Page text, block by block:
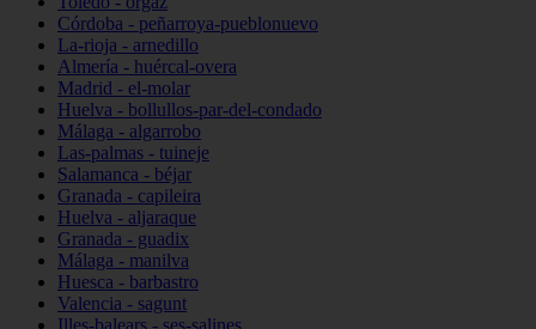
Córdoba - peñarroya-pueblonuevo
La-rioja - arnedillo
Almería - huércal-overa
Madrid - el-molar
Huelva - bollullos-par-del-condado
Málaga - algarrobo
Las-palmas - tuineje
Salamanca - béjar
Granada - capileira
Huelva - aljaraque
Granada - guadix
Málaga - manilva
Huesca - barbastro
Valencia - sagunt
Illes-balears - ses-salines